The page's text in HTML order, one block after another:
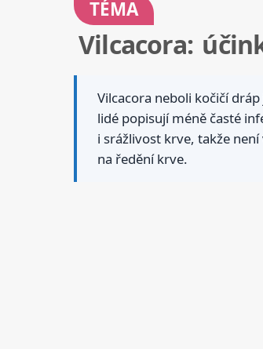
TÉMA
Vilcacora:
Vilcacora neboli kočičí
lidé popisují méně časté
i srážlivost krve, takže
na ředění krve.